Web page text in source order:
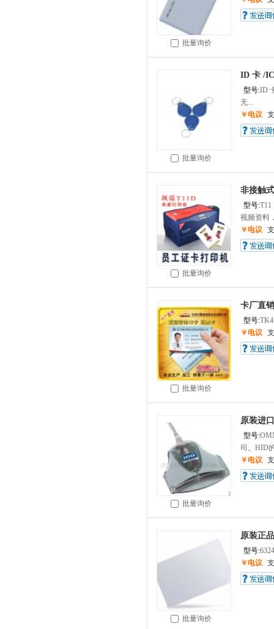
批量询价
批量询价
ID 卡 /
型号:ID
无...
￥电议
批量询价
非接触
型号:T11
视频资料
￥电议
批量询价
卡厂直
型号:
￥电议
批量询价
原装进
型号:
司。HID
￥电议
批量询价
原装正
型号:
￥电议